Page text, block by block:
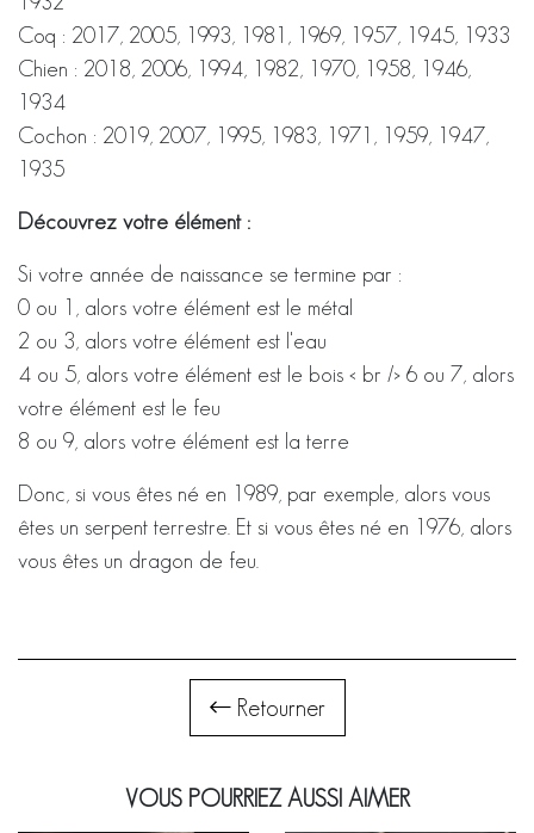
Coq : 2017, 2005, 1993, 1981, 1969, 1957, 1945, 1933
Chien : 2018, 2006, 1994, 1982, 1970, 1958, 1946,
1934
Cochon : 2019, 2007, 1995, 1983, 1971, 1959, 1947,
1935
Découvrez votre élément :
Si votre année de naissance se termine par :
0 ou 1, alors votre élément est le métal
2 ou 3, alors votre élément est l'eau
4 ou 5, alors votre élément est le bois < br /> 6 ou 7, alors
votre élément est le feu
8 ou 9, alors votre élément est la terre
Donc, si vous êtes né en 1989, par exemple, alors vous
êtes un serpent terrestre. Et si vous êtes né en 1976, alors
vous êtes un dragon de feu.
Retourner
VOUS POURRIEZ AUSSI AIMER